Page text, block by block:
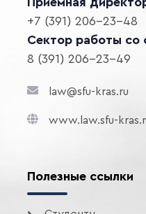
+7 (391) 206-23-48
Сектор работы со
8 (391) 206-23-49
law@sfu-kras.ru
www.law.sfu-
Полезные ссылки